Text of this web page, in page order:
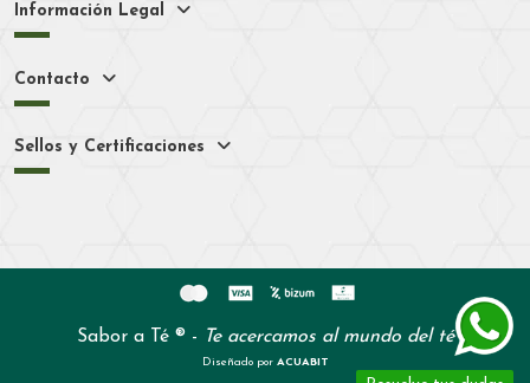
Información Legal
Contacto
Sellos y Certificaciones
Sabor a Té ® - Te acercamos al mundo del té
Diseñado por ACUABIT